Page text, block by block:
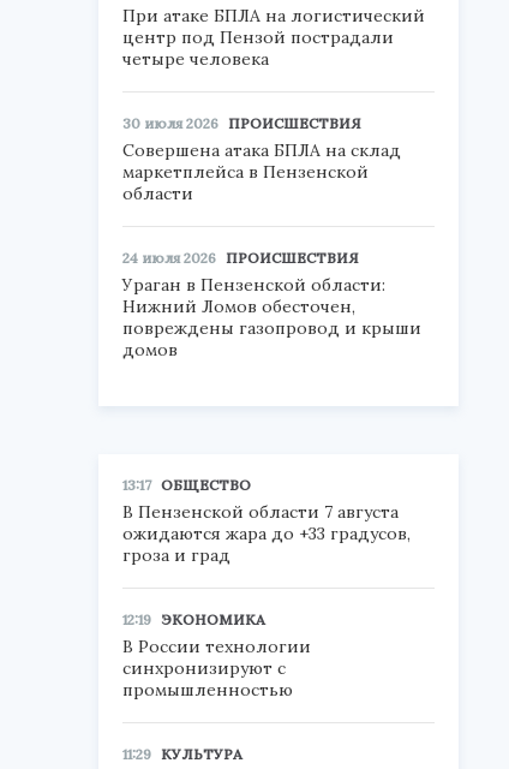
При атаке БПЛА на логистический
центр под Пензой пострадали
четыре человека
30 июля 2026 ПРОИСШЕСТВИЯ
Совершена атака БПЛА на склад
маркетплейса в Пензенской
области
24 июля 2026 ПРОИСШЕСТВИЯ
Ураган в Пензенской области:
Нижний Ломов обесточен,
повреждены газопровод и крыши
домов
13:17 ОБЩЕСТВО
В Пензенской области 7 августа
ожидаются жара до +33 градусов,
гроза и град
12:19 ЭКОНОМИКА
В России технологии
синхронизируют с
промышленностью
11:29 КУЛЬТУРА